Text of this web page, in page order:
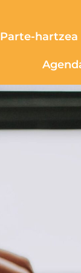
Parte-hartzea